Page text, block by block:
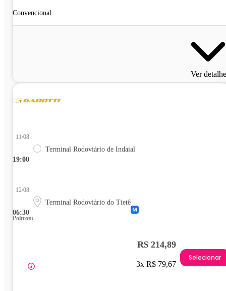
Convencional
Ver
19:00
11/08
Terminal Rodoviário de Indaial
06:30
12/08
Terminal Rodoviário do Tietê
Poltrona
R$ 214,89
3x R$ 79,67
Selecionar